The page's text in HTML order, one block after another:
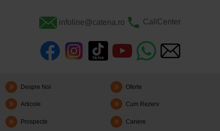
infoline@catena.ro CallCenter
Despre Noi Oferte
Articole Cum Rezerv
Prospecte Cariere